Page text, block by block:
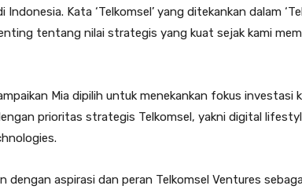
Kata ‘Telkomsel’ yang ditekankan dalam
tentang nilai strategis yang kuat sejak kami
Mia dipilih untuk menekankan fokus investasi
prioritas strategis Telkomsel, yakni digital
dengan aspirasi dan peran Telkomsel Ventures